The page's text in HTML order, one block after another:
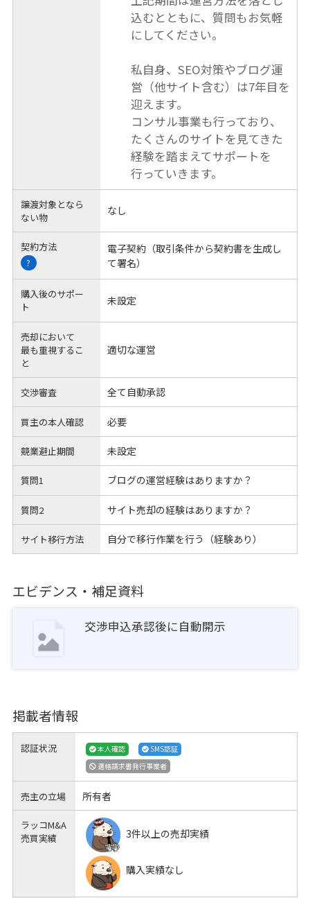
込むとともに、質問もお気軽
にしてください。
私自身、SEO対策やブログ運
営（他サイト含む）は7年目を
迎えます。
コンサル事業も行っており、
たくさんのサイトを見てきた
経験を踏まえてサポートを
行っていきます。
譲渡対象となら
ない物
なし
契約方法
?
電子契約（取引条件から契約書を生成し
て署名）
購入後のサポー
ト
未設定
売却において
最も重視するこ
と
適切な運営
交渉審査 全て自動承認
買主の本人確認 必要
競業避止期間 未設定
質問1 ブログの運営経験はありますか？
質問2 サイト売却の経験はありますか？
サイト移行方法 自分で移行作業を行う（経験あり）
エビデンス・補足資料
交渉申込承認後に自動開示
掲載者情報
認証状況 本人確認
SMS認証
適格請求書発行事業者
売主の立場 所有者
ラッコM&A
売買実績
3件以上の売却実績
購入実績なし